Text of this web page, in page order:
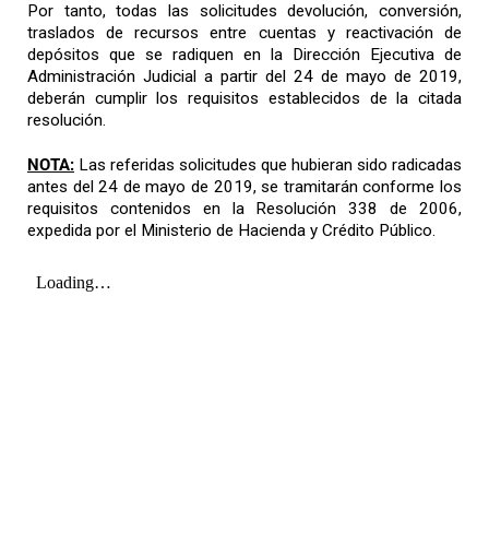
Por tanto, todas las solicitudes devolución, conversión,
traslados de recursos entre cuentas y reactivación de
depósitos que se radiquen en la Dirección Ejecutiva de
Administración Judicial a partir del 24 de mayo de 2019,
deberán cumplir los requisitos establecidos de la citada
resolución.
NOTA: Las referidas solicitudes que hubieran sido radicadas
antes del 24 de mayo de 2019, se tramitarán conforme los
requisitos contenidos en la Resolución 338 de 2006,
expedida por el Ministerio de Hacienda y Crédito Público.